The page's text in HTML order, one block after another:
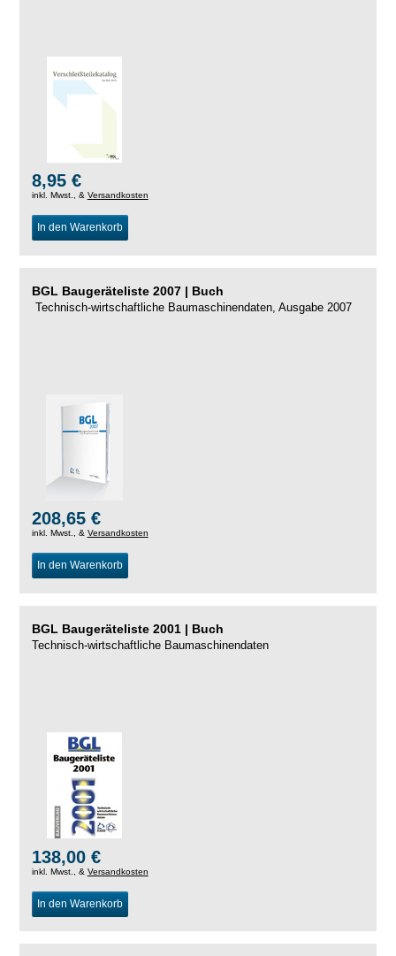
8,95 €
inkl. Mwst., & Versandkosten
In den Warenkorb
BGL Baugeräteliste 2007 | Buch
Technisch-wirtschaftliche Baumaschinendaten, Ausgabe 2007
208,65 €
inkl. Mwst., & Versandkosten
In den Warenkorb
BGL Baugeräteliste 2001 | Buch
Technisch-wirtschaftliche Baumaschinendaten
138,00 €
inkl. Mwst., & Versandkosten
In den Warenkorb